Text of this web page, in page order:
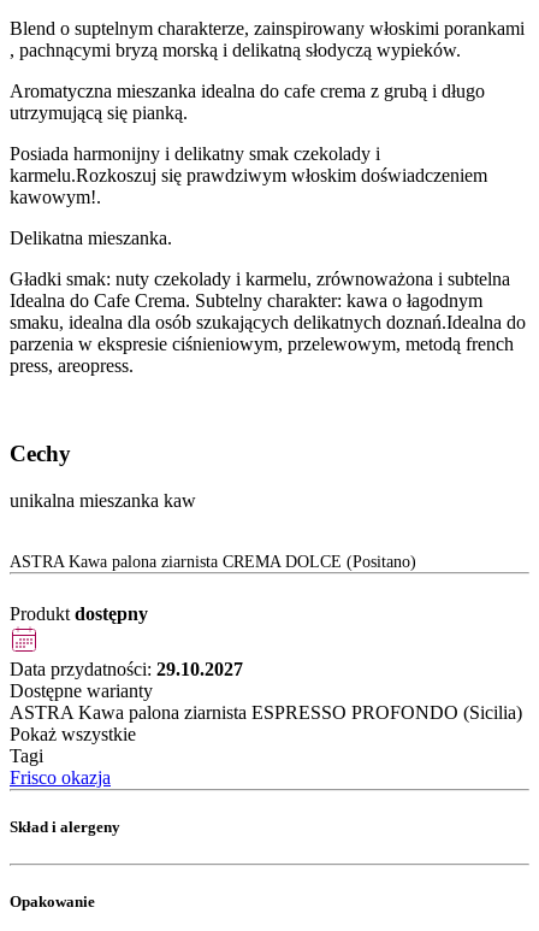
Blend o suptelnym charakterze, zainspirowany włoskimi porankami
, pachnącymi bryzą morską i delikatną słodyczą wypieków.
Aromatyczna mieszanka idealna do cafe crema z grubą i długo
utrzymującą się pianką.
Posiada harmonijny i delikatny smak czekolady i
karmelu.Rozkoszuj się prawdziwym włoskim doświadczeniem
kawowym!.
Delikatna mieszanka.
Gładki smak: nuty czekolady i karmelu, zrównoważona i subtelna
Idealna do Cafe Crema. Subtelny charakter: kawa o łagodnym
smaku, idealna dla osób szukających delikatnych doznań.Idealna do
parzenia w ekspresie ciśnieniowym, przelewowym, metodą french
press, areopress.
Cechy
unikalna mieszanka kaw
ASTRA Kawa palona ziarnista CREMA DOLCE (Positano)
Produkt dostępny
Data przydatności: 29.10.2027
Dostępne warianty
ASTRA Kawa palona ziarnista ESPRESSO PROFONDO (Sicilia)
Pokaż wszystkie
Tagi
Frisco okazja
Skład i alergeny
Opakowanie